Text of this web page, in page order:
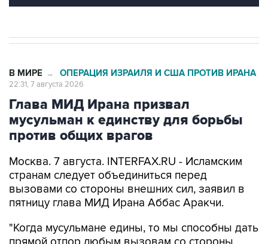
В МИРЕ → ОПЕРАЦИЯ ИЗРАИЛЯ И США ПРОТИВ ИРАНА
22:31, 7 августа 2026
Глава МИД Ирана призвал
мусульман к единству для борьбы
против общих врагов
Москва. 7 августа. INTERFAX.RU - Исламским
странам следует объединиться перед
вызовами со стороны внешних сил, заявил в
пятницу глава МИД Ирана Аббас Аракчи.
"Когда мусульмане едины, то мы способны дать